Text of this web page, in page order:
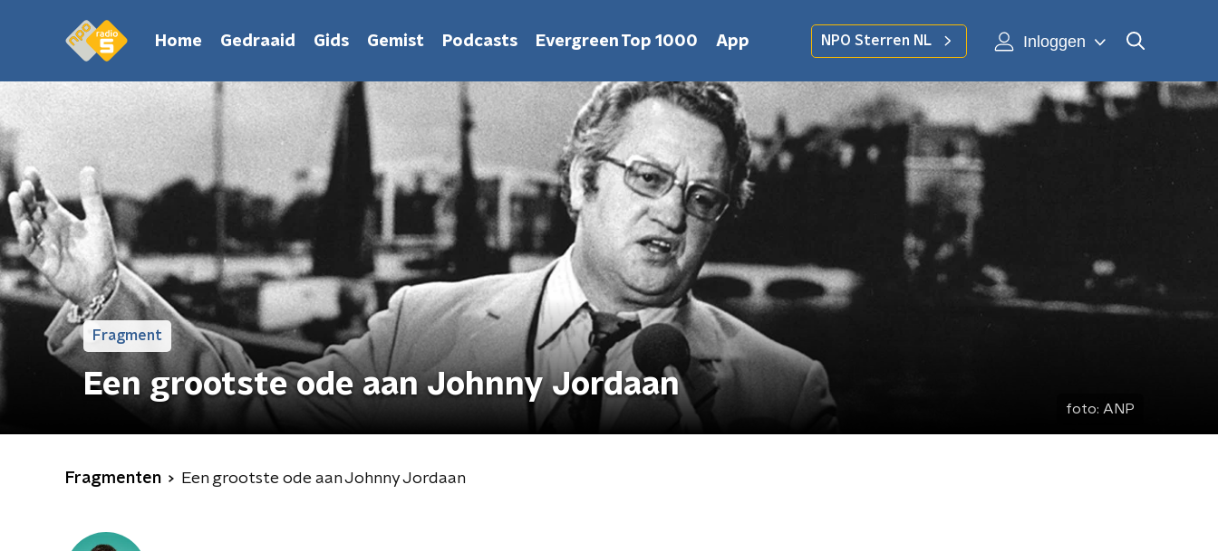
Home Gedraaid Gids Gemist Podcasts Evergreen Top 1000 App NPO Sterren NL Inloggen
Fragment
Een grootste ode aan Johnny Jordaan
foto: ANP
Fragmenten Een grootste ode aan Johnny Jordaan